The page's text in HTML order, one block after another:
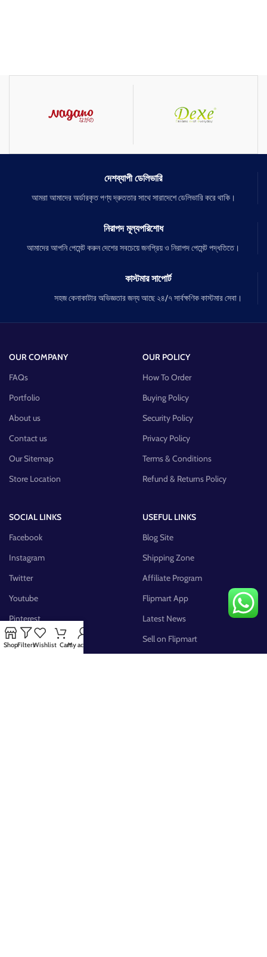
দেশব্যাপী ডেলিভারি
আমরা আমাদের অর্ডারকৃত পণ্য দ্রুততার সাথে সারাদেশে ডেলিভারি করে থাকি।
নিরাপদ মূল্যপরিশোধ
আমাদের আপনি পেমেন্ট করুন দেশের সবচেয়ে জনপ্রিয় ও নিরাপদ পেমেন্ট পদ্ধতিতে।
কাস্টমার সাপোর্ট
সহজ কেনাকাটার অভিজ্ঞতার জন্য আছে ২৪/৭ সার্বক্ষণিক কাস্টমার সেবা।
OUR COMPANY
FAQs
Portfolio
About us
Contact us
Our Sitemap
Store Location
OUR POLICY
How To Order
Buying Policy
Security Policy
Privacy Policy
Terms & Conditions
Refund & Returns Policy
SOCIAL LINKS
Facebook
Instagram
Twitter
Youtube
Pinterest
FB Group
USEFUL LINKS
Blog Site
Shipping Zone
Affiliate Program
Flipmart App
Latest News
Sell on Flipmart
ShopFiltersWishlist CartMy account